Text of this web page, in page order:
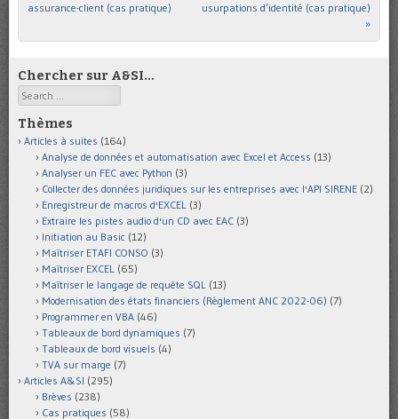
assurance-client (cas pratique)
usurpations d’identité (cas pratique)
»
Chercher sur A&SI…
Search
Thèmes
Articles à suites (164)
Analyse de données et automatisation avec Excel et Access (13)
Analyser un FEC avec Python (3)
Collecter des données juridiques sur les entreprises avec l'API SIRENE (2)
Enregistreur de macros d'EXCEL (3)
Extraire les pistes audio d'un CD avec EAC (3)
Initiation au Basic (12)
Maîtriser ETAFI CONSO (3)
Maîtriser EXCEL (65)
Maîtriser le langage de requête SQL (13)
Modernisation des états financiers (Règlement ANC 2022-06) (7)
Programmer en VBA (46)
Tableaux de bord dynamiques (7)
Tableaux de bord visuels (4)
TVA sur marge (7)
Articles A&SI (295)
Brèves (238)
Cas pratiques (58)